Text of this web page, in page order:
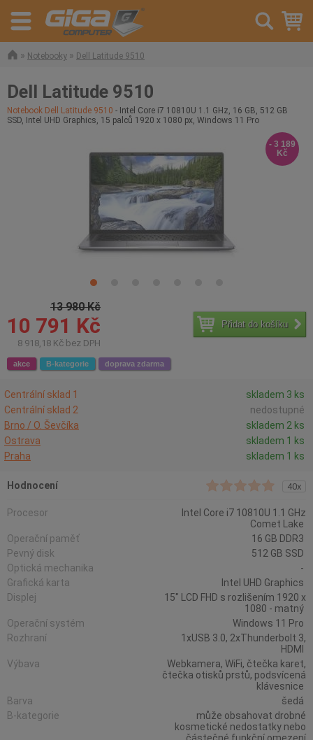
» Notebooky » Dell Latitude 9510
Dell Latitude 9510
Notebook Dell Latitude 9510 - Intel Core i7 10810U 1.1 GHz, 16 GB, 512 GB
SSD, Intel UHD Graphics, 15 palců 1920 x 1080 px, Windows 11 Pro
13 980 Kč
10 791 Kč
8 918,18 Kč bez DPH
Přidat do košíku
akce B-kategorie doprava zdarma
- 3 189
Kč
Centrální sklad 1
skladem 3 ks
Centrální sklad 2
nedostupné
Brno / O. Ševčíka
skladem 2 ks
Ostrava
skladem 1 ks
Praha
skladem 1 ks
Hodnocení 40x
Procesor
Intel Core i7 10810U 1.1 GHz
Comet Lake
Operační paměť
16 GB DDR3
Pevný disk
512 GB SSD
Optická mechanika
-
Grafická karta
Intel UHD Graphics
Displej
15" LCD FHD s rozlišením 1920 x
1080 - matný
Operační systém
Windows 11 Pro
Rozhraní
1xUSB 3.0, 2xThunderbolt 3,
HDMI
Výbava
Webkamera, WiFi, čtečka karet,
čtečka otisků prstů, podsvícená
klávesnice
Barva
šedá
B-kategorie
může obsahovat drobné
kosmetické nedostatky nebo